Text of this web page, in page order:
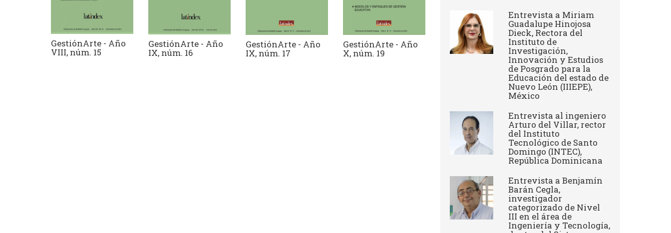
GestiónArte - Año
VIII, núm. 15
GestiónArte - Año
IX, núm. 16
GestiónArte - Año
IX, núm. 17
GestiónArte - Año
X, núm. 19
Entrevista a Miriam
Guadalupe Hinojosa
Dieck, Rectora del
Instituto de
Investigación,
Innovación y Estudios
de Posgrado para la
Educación del estado de
Nuevo León (IIIEPE),
México
Entrevista al ingeniero
Arturo del Villar, rector
del Instituto
Tecnológico de Santo
Domingo (INTEC),
República Dominicana
Entrevista a Benjamín
Barán Cegla,
investigador
categorizado de Nivel
III en el área de
Ingeniería y Tecnología,